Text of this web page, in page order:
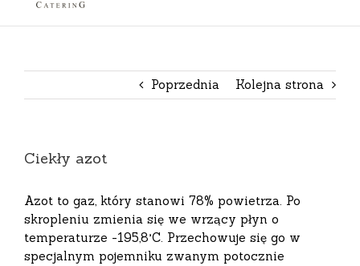
Poprzednia Kolejna strona
Ciekły azot
Azot to gaz, który stanowi 78% powietrza. Po
skropleniu zmienia się we wrzący płyn o
temperaturze -195,8°C. Przechowuje się go w
specjalnym pojemniku zwanym potocznie